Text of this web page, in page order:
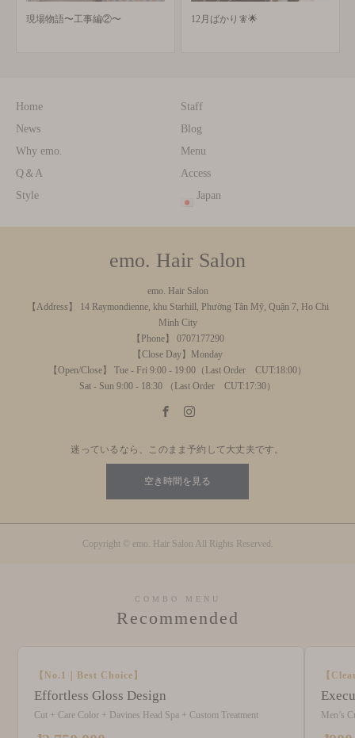
現場物語〜工事編②〜 12月ばかり🧚🌟
Home
News
Why emo.
Q＆A
Style
Staff
Blog
Menu
Access
Japan
emo. Hair Salon
emo. Hair Salon
【Address】 14 Raymondienne, khu Starhill, Phường Tân Mỹ, Quận 7, Ho Chi
Minh City
【Phone】 0707177290
【Close Day】Monday
【Open/Close】 Tue - Fri 9:00 - 19:00（Last Order CUT:18:00）
Sat - Sun 9:00 - 18:30 （Last Order CUT:17:30）
迷っているなら、このまま予約して大丈夫です。
空き時間を見る
Copyright © emo. Hair Salon All Rights Reserved.
COMBO MENU
Recommended
【No.1｜Best Choice】
Effortless Gloss Design
Cut + Care Color + Davines Head Spa + Custom Treatment
【
Men’s